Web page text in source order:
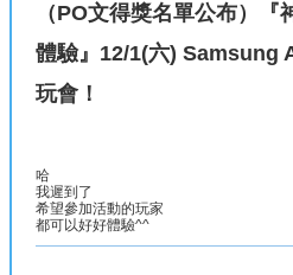
（PO文得獎名單公布）
體驗』12/1(六) Samsung
玩會！
哈
我遲到了
希望參加活動的玩家
都可以好好體驗^^